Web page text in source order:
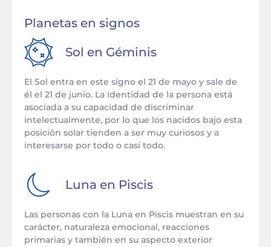
Planetas en signos
Sol en Géminis
El Sol entra en este signo el 21 de mayo y sale de
él el 21 de junio. La identidad de la persona está
asociada a su capacidad de discriminar
intelectualmente, por lo que los nacidos bajo esta
posición solar tienden a ser muy curiosos y a
interesarse por todo o casi todo.
Luna en Piscis
Las personas con la Luna en Piscis muestran en su
carácter, naturaleza emocional, reacciones
primarias y también en su aspecto exterior